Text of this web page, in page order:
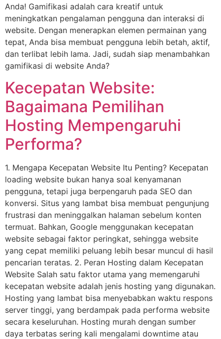
Anda! Gamifikasi adalah cara kreatif untuk
meningkatkan pengalaman pengguna dan interaksi di
website. Dengan menerapkan elemen permainan yang
tepat, Anda bisa membuat pengguna lebih betah, aktif,
dan terlibat lebih lama. Jadi, sudah siap menambahkan
gamifikasi di website Anda?
Kecepatan Website:
Bagaimana Pemilihan
Hosting Mempengaruhi
Performa?
1. Mengapa Kecepatan Website Itu Penting? Kecepatan
loading website bukan hanya soal kenyamanan
pengguna, tetapi juga berpengaruh pada SEO dan
konversi. Situs yang lambat bisa membuat pengunjung
frustrasi dan meninggalkan halaman sebelum konten
termuat. Bahkan, Google menggunakan kecepatan
website sebagai faktor peringkat, sehingga website
yang cepat memiliki peluang lebih besar muncul di hasil
pencarian teratas. 2. Peran Hosting dalam Kecepatan
Website Salah satu faktor utama yang memengaruhi
kecepatan website adalah jenis hosting yang digunakan.
Hosting yang lambat bisa menyebabkan waktu respons
server tinggi, yang berdampak pada performa website
secara keseluruhan. Hosting murah dengan sumber
daya terbatas sering kali mengalami downtime atau